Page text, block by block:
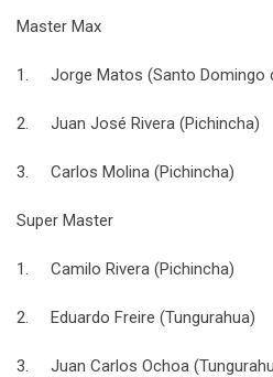
Master Max
1. Jorge Matos (Santo Domingo
2. Juan José Rivera (Pichincha)
3. Carlos Molina (Pichincha)
Super Master
1. Camilo Rivera (Pichincha)
2. Eduardo Freire (Tungurahua)
3. Juan Carlos Ochoa